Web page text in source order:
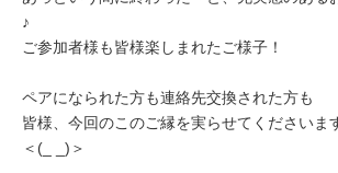
♪
ご参加者様も皆様楽しまれたご様子！
ペアになられた方も連絡先交換された方も
皆様、今回のこのご縁を実らせてくださいま
＜(_ _)＞